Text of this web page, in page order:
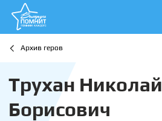
Архив геров
Трухан Николай
Борисович